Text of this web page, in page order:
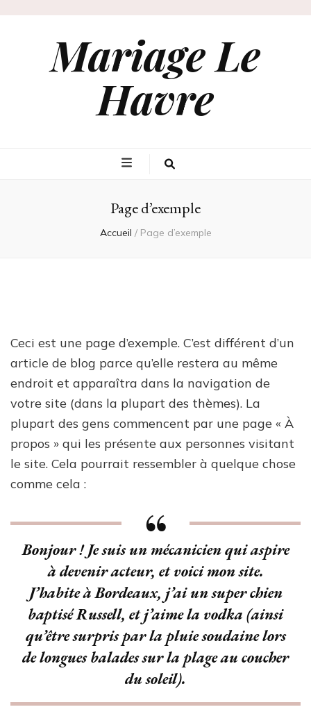
Mariage Le
Havre
Page d’exemple
Accueil / Page d’exemple
Ceci est une page d’exemple. C’est différent d’un
article de blog parce qu’elle restera au même
endroit et apparaîtra dans la navigation de
votre site (dans la plupart des thèmes). La
plupart des gens commencent par une page « À
propos » qui les présente aux personnes visitant
le site. Cela pourrait ressembler à quelque chose
comme cela :
Bonjour ! Je suis un mécanicien qui aspire
à devenir acteur, et voici mon site.
J’habite à Bordeaux, j’ai un super chien
baptisé Russell, et j’aime la vodka (ainsi
qu’être surpris par la pluie soudaine lors
de longues balades sur la plage au coucher
du soleil).